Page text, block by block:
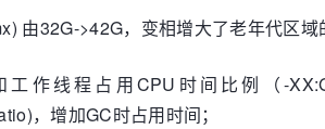
由32G->42G，变相增大了老年代区
工作线程占用CPU时间比例（-
，增加GC时占用时间；